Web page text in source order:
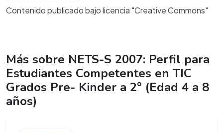
Contenido publicado bajo licencia "Creative Commons"
Más sobre NETS-S 2007: Perfil para
Estudiantes Competentes en TIC
Grados Pre- Kinder a 2° (Edad 4 a 8
años)